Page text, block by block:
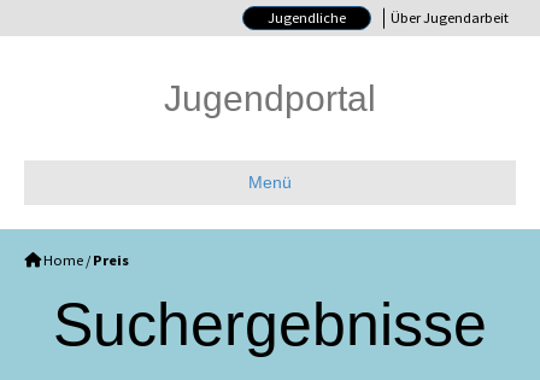
Jugendliche Über Jugendarbeit
Jugendportal
Menü
Home / Preis
Such­ergebnisse